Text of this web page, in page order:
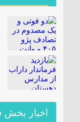
اخبار